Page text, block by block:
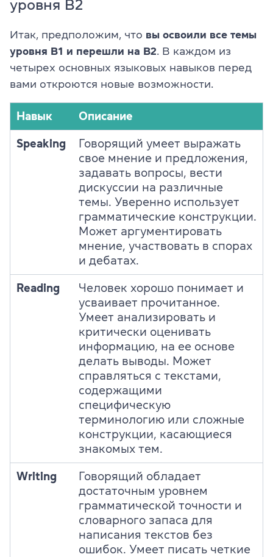
уровня B2
Итак, предположим, что вы освоили все темы
уровня B1 и перешли на B2 . В каждом из
четырех основных языковых навыков перед
вами откроются новые возможности.
Навык Описание
Speaking
Говорящий умеет выражать
свое мнение и предложения,
задавать вопросы, вести
дискуссии на различные
темы. Уверенно использует
грамматические конструкции.
Может аргументировать
мнение, участвовать в спорах
и дебатах.
Reading
Человек хорошо понимает и
усваивает прочитанное.
Умеет анализировать и
критически оценивать
информацию, на ее основе
делать выводы. Может
справляться с текстами,
содержащими
специфическую
терминологию или сложные
конструкции, касающиеся
знакомых тем.
Writing
Говорящий обладает
достаточным уровнем
грамматической точности и
словарного запаса для
написания текстов без
ошибок. Умеет писать четкие